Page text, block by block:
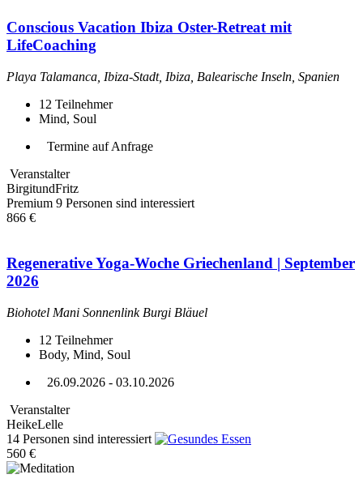
Conscious Vacation Ibiza Oster-Retreat mit
LifeCoaching
Playa Talamanca, Ibiza-Stadt, Ibiza, Balearische Inseln, Spanien
12 Teilnehmer
Mind, Soul
Termine auf Anfrage
Veranstalter
BirgitundFritz
Premium 9 Personen sind interessiert
866 €
Regenerative Yoga-Woche Griechenland | September
2026
Biohotel Mani Sonnenlink Burgi Bläuel
12 Teilnehmer
Body, Mind, Soul
26.09.2026 - 03.10.2026
Veranstalter
HeikeLelle
14 Personen sind interessiert
560 €